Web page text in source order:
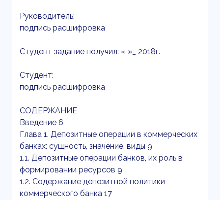
Руководитель:
подпись расшифровка
Студент задание получил: « »_ 2018г.
Студент:
подпись расшифровка
СОДЕРЖАНИЕ
Введение 6
Глава 1. Депозитные операции в коммерческих
банках: сущность, значение, виды 9
1.1. Депозитные операции банков, их роль в
формировании ресурсов 9
1.2. Содержание депозитной политики
коммерческого банка 17